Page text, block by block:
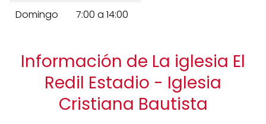
Domingo
7:00 a 14:00
Información de La iglesia El
Redil Estadio - Iglesia
Cristiana Bautista